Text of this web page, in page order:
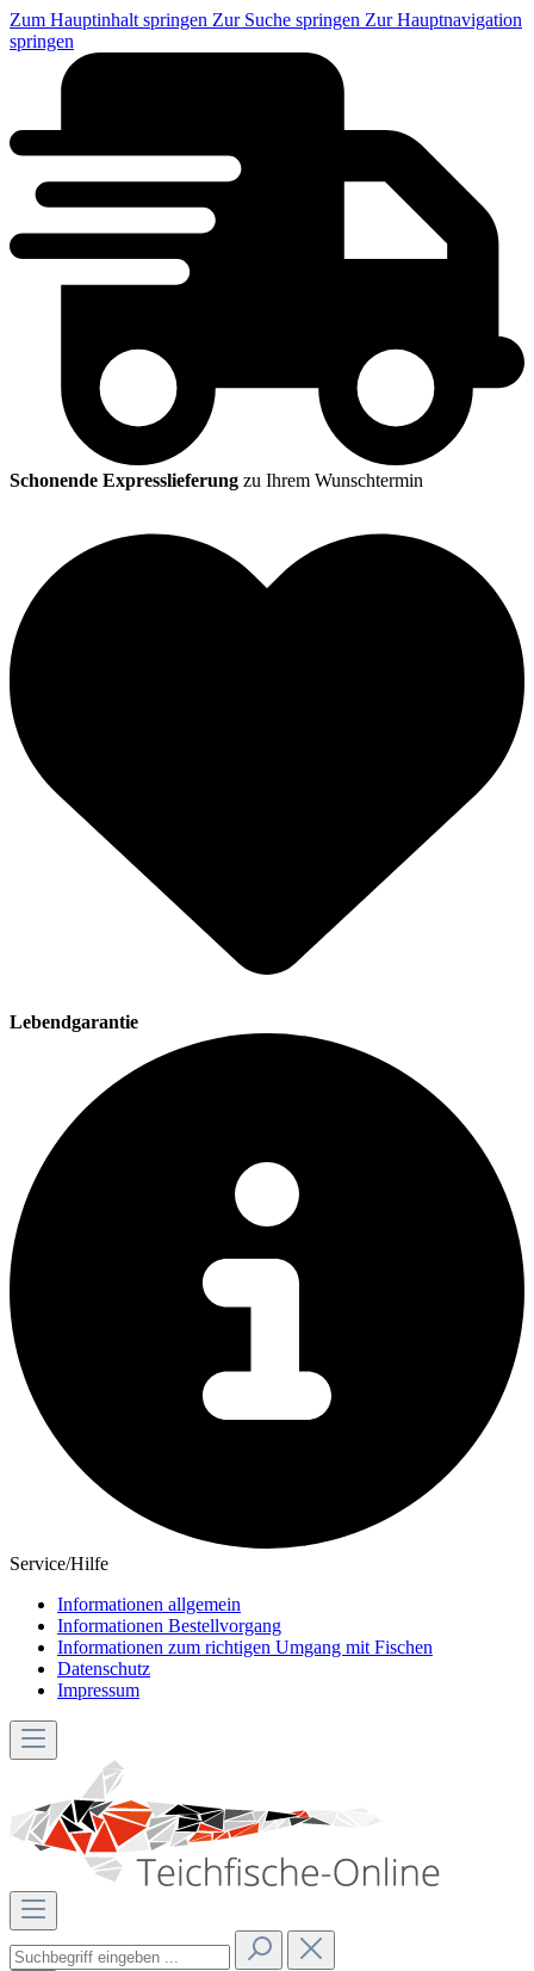
Zum Hauptinhalt springen Zur Suche springen Zur Hauptnavigation
springen
Schonende Expresslieferung zu Ihrem Wunschtermin
Lebendgarantie
Service/Hilfe
Informationen allgemein
Informationen Bestellvorgang
Informationen zum richtigen Umgang mit Fischen
Datenschutz
Impressum